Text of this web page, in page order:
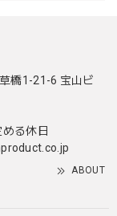
橋1-21-6 宝山ビ
る休日
ABOUT